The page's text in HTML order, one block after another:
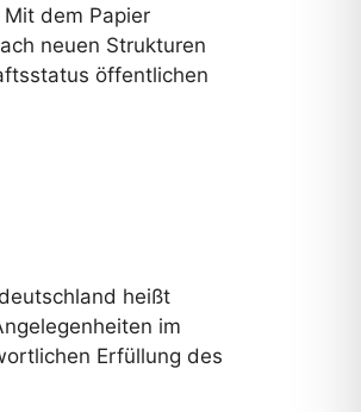
dem Papier
neuen Strukturen
öffentlichen
heißt
im
Erfüllung des